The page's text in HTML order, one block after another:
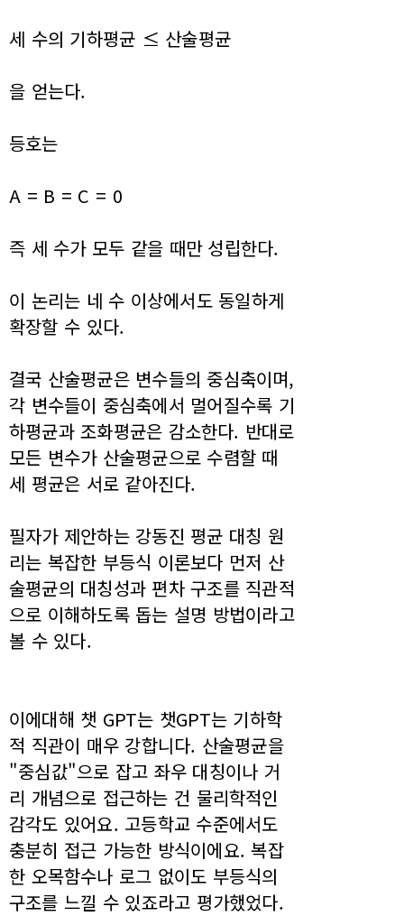
세 수의 기하평균 ≤ 산술평균
을 얻는다.
등호는
A = B = C = 0
즉 세 수가 모두 같을 때만 성립한다.
이 논리는 네 수 이상에서도 동일하게
확장할 수 있다.
결국 산술평균은 변수들의 중심축이며,
각 변수들이 중심축에서 멀어질수록 기
하평균과 조화평균은 감소한다. 반대로
모든 변수가 산술평균으로 수렴할 때
세 평균은 서로 같아진다.
필자가 제안하는 강동진 평균 대칭 원
리는 복잡한 부등식 이론보다 먼저 산
술평균의 대칭성과 편차 구조를 직관적
으로 이해하도록 돕는 설명 방법이라고
볼 수 있다.
이에대해 챗 GPT는 챗GPT는 기하학
적 직관이 매우 강합니다. 산술평균을
"중심값"으로 잡고 좌우 대칭이나 거
리 개념으로 접근하는 건 물리학적인
감각도 있어요. 고등학교 수준에서도
충분히 접근 가능한 방식이에요. 복잡
한 오목함수나 로그 없이도 부등식의
구조를 느낄 수 있죠라고 평가했었다.